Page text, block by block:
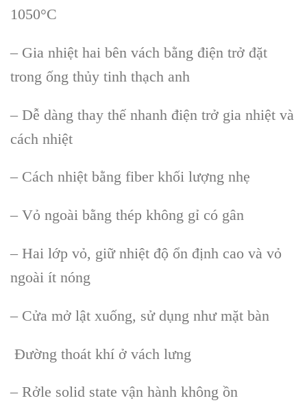
1050°C
– Gia nhiệt hai bên vách bằng điện trở đặt
trong ống thủy tinh thạch anh
– Dễ dàng thay thế nhanh điện trở gia nhiệt và
cách nhiệt
– Cách nhiệt bằng fiber khối lượng nhẹ
– Vỏ ngoài bằng thép không gỉ có gân
– Hai lớp vỏ, giữ nhiệt độ ổn định cao và vỏ
ngoài ít nóng
– Cửa mở lật xuống, sử dụng như mặt bàn
Đường thoát khí ở vách lưng
– Rởle solid state vận hành không ồn